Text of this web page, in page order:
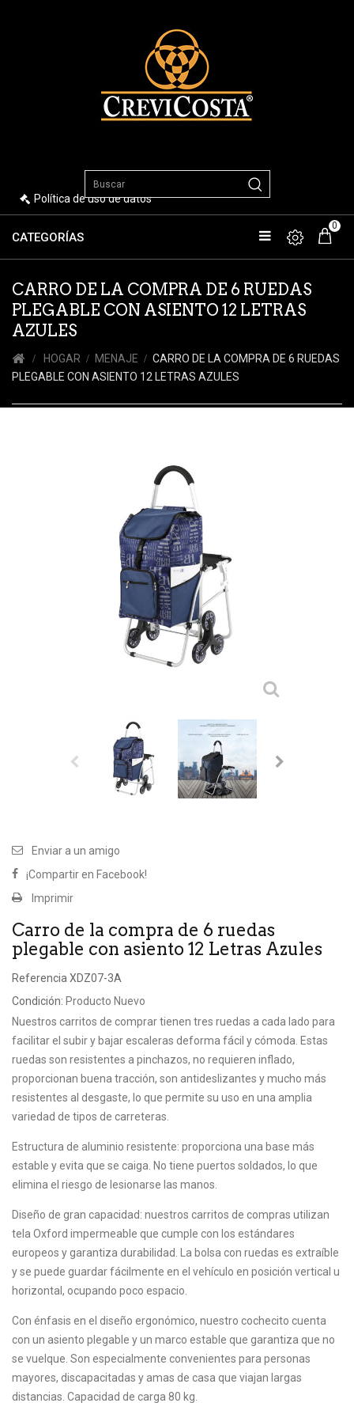
Política de uso de datos
CATEGORÍAS
0
CARRO DE LA COMPRA DE 6 RUEDAS
PLEGABLE CON ASIENTO 12 LETRAS
AZULES
HOGAR MENAJE
CARRO DE LA COMPRA DE 6 RUEDAS
PLEGABLE CON ASIENTO 12 LETRAS AZULES
Enviar a un amigo
¡Compartir en Facebook!
Imprimir
Carro de la compra de 6 ruedas
plegable con asiento 12 Letras Azules
Referencia XDZ07-3A
Condición: Producto Nuevo
Nuestros carritos de comprar tienen tres ruedas a cada lado para
facilitar el subir y bajar escaleras deforma fácil y cómoda. Estas
ruedas son resistentes a pinchazos, no requieren inflado,
proporcionan buena tracción, son antideslizantes y mucho más
resistentes al desgaste, lo que permite su uso en una amplia
variedad de tipos de carreteras.
Estructura de aluminio resistente: proporciona una base más
estable y evita que se caiga. No tiene puertos soldados, lo que
elimina el riesgo de lesionarse las manos.
Diseño de gran capacidad: nuestros carritos de compras utilizan
tela Oxford impermeable que cumple con los estándares
europeos y garantiza durabilidad. La bolsa con ruedas es extraíble
y se puede guardar fácilmente en el vehículo en posición vertical u
horizontal, ocupando poco espacio.
Con énfasis en el diseño ergonómico, nuestro cochecito cuenta
con un asiento plegable y un marco estable que garantiza que no
se vuelque. Son especialmente convenientes para personas
mayores, discapacitadas y amas de casa que viajan largas
distancias. Capacidad de carga 80 kg.